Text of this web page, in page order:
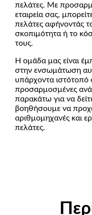
πελάτες. Με
εταιρεία σας,
πελάτες αφήνοντάς
σκοπιμότητα ή το
τους.
Η ομάδα μας είναι
στην ενσωμάτωση
υπάρχοντα ιστότοπό
προσαρμοσμένες
παρακάτω για να
βοηθήσουμε να
αριθμομηχανές και
πελάτες.